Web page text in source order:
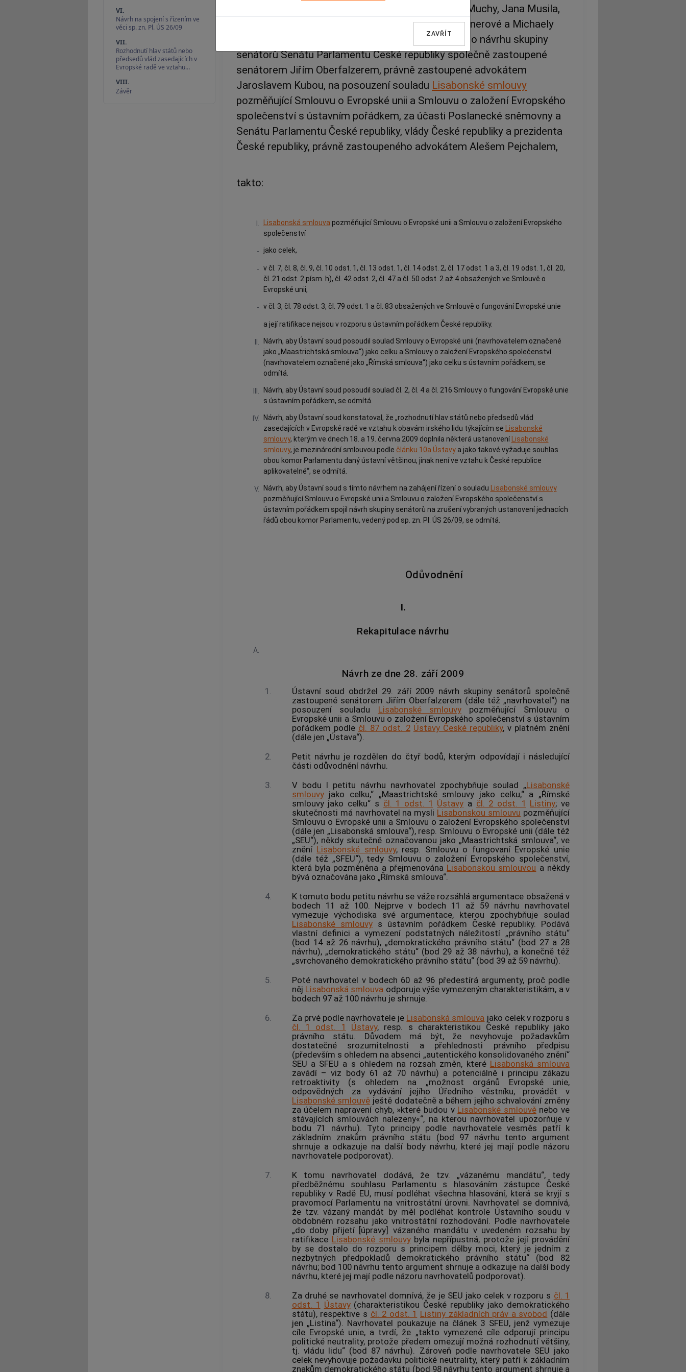
VI.
Návrh na spojení s řízením ve
věci sp. zn. Pl. ÚS 26/09
VII.
Rozhodnutí hlav států nebo
předsedů vlád zasedajících v
Evropské radě ve vztahu…
VIII.
Závěr
Janů, Vladimíra Kůrky, Dagmar Lastovecké, Jiřího Muchy, Jana Musila,
Jiřího Nykodýma, Miloslava Výborného, Elišky Wagnerové a Michaely
Ústavy České republiky
o návrhu skupiny
senátorů Senátu Parlamentu České republiky společně zastoupené
senátorem Jiřím Oberfalzerem, právně zastoupené advokátem
Jaroslavem Kubou, na posouzení souladu Lisabonské smlouvy
pozměňující Smlouvu o Evropské unii a Smlouvu o založení Evropského
společenství s ústavním pořádkem, za účasti Poslanecké sněmovny a
Senátu Parlamentu České republiky, vlády České republiky a prezidenta
České republiky, právně zastoupeného advokátem Alešem Pejchalem,
takto:
Lisabonská smlouva pozměňující Smlouvu o Evropské unii a Smlouvu o založení Evropského
společenství
- jako celek,
- v čl. 7, čl. 8, čl. 9, čl. 10 odst. 1, čl. 13 odst. 1, čl. 14 odst. 2, čl. 17 odst. 1 a 3, čl. 19 odst. 1, čl. 20,
čl. 21 odst. 2 písm. h), čl. 42 odst. 2, čl. 47 a čl. 50 odst. 2 až 4 obsažených ve Smlouvě o
Evropské unii,
- v čl. 3, čl. 78 odst. 3, čl. 79 odst. 1 a čl. 83 obsažených ve Smlouvě o fungování Evropské unie
a její ratifikace nejsou v rozporu s ústavním pořádkem České republiky.
Návrh, abyÚstavní soud posoudil soulad Smlouvy o Evropské unii (navrhovatelem označené
jako „Maastrichtská smlouva“) jako celku a Smlouvy o založení Evropského společenství
(navrhovatelem označené jako „Římská smlouva“) jako celku s ústavním pořádkem, se
odmítá.
Návrh, abyÚstavní soud posoudil soulad čl. 2, čl. 4 a čl. 216 Smlouvy o fungování Evropské unie
s ústavním pořádkem, se odmítá.
IV. Návrh, abyÚstavní soud konstatoval, že „rozhodnutí hlav států nebo předsedů vlád
zasedajících v Evropské radě ve vztahu k obavám irského lidu týkajícím se
Lisabonské
smlouvy, kterým ve dnech 18. a 19. června 2009 doplnila některá ustanovení
Lisabonské
smlouvy, je mezinárodní smlouvou podle článku 10a Ústavya jako takové vyžaduje souhlas
obou komor Parlamentu daný ústavní většinou, jinak není ve vztahu k České republice
aplikovatelné“, se odmítá.
V. Návrh, abyÚstavní soud s tímto návrhem na zahájení řízení o souladu
Lisabonské smlouvy
pozměňující Smlouvu o Evropské unii a Smlouvu o založení Evropského společenství s
ústavním pořádkem spojil návrh skupiny senátorů na zrušení vybraných ustanovení jednacích
řádů obou komor Parlamentu, vedený pod sp. zn. Pl. ÚS 26/09, se odmítá.
Odůvodnění
I.
Rekapitulace návrhu
A.
Návrh ze dne 28. září 2009
1. Ústavní soud obdržel 29. září 2009 návrh skupiny senátorů společně
zastoupené senátorem Jiřím Oberfalzerem (dále též „navrhovatel“) na
posouzení souladu Lisabonské smlouvypozměňující Smlouvu o
Evropské unii a Smlouvu o založení Evropského společenství s ústavním
pořádkem podle čl. 87 odst. 2 Ústavy České republiky, v platném znění
(dále jen „Ústava“).
2.
Petit návrhu je rozdělen do čtyř bodů, kterým odpovídají i následující
části odůvodnění návrhu.
3.
V bodu I petitu návrhu navrhovatel zpochybňuje soulad „Lisabonské
smlouvyjako celku,“ „Maastrichtské smlouvy jako celku,“ a „Římské
smlouvy jako celku“ s čl. 1 odst. 1 Ústavy a čl. 2 odst. 1 Listiny; ve
skutečnosti má navrhovatel na mysli Lisabonskou smlouvu pozměňující
Smlouvu o Evropské unii a Smlouvu o založení Evropského společenství
(dále jen „Lisabonská smlouva“), resp. Smlouvu o Evropské unii (dále též
„SEU“), někdy skutečně označovanou jako „Maastrichtská smlouva“, ve
znění Lisabonské smlouvy, resp. Smlouvu o fungovaní Evropské unie
(dále též „SFEU“), tedy Smlouvu o založení Evropského společenství,
která byla pozměněna a přejmenována Lisabonskou smlouvou a někdy
bývá označována jako „Římská smlouva“.
4.
K tomuto bodu petitu návrhu se váže rozsáhlá argumentace obsažená v
bodech 11 až 100. Nejprve v bodech 11 až 59 návrhu navrhovatel
vymezuje východiska své argumentace, kterou zpochybňuje soulad
Lisabonské smlouvys ústavním pořádkem České republiky. Podává
vlastní definici a vymezení podstatných náležitostí „právního státu“
(bod 14 až 26 návrhu), „demokratického právního státu“ (bod 27 a 28
návrhu), „demokratického státu“ (bod 29 až 38 návrhu), a konečně též
„svrchovaného demokratického právního státu“ (bod 39 až 59 návrhu).
5.
Poté navrhovatel v bodech 60 až 96 předestírá argumenty, proč podle
něj Lisabonská smlouva odporuje výše vymezeným charakteristikám, a v
bodech 97 až 100 návrhu je shrnuje.
6.
Za prvé podle navrhovatele je Lisabonská smlouva jako celek v rozporu s
čl. 1 odst. 1
Ústavy, resp. s charakteristikou České republiky jako
právního státu. Důvodem má být, že nevyhovuje požadavkům
dostatečné srozumitelnosti a přehlednosti právního předpisu
(především s ohledem na absenci „autentického konsolidovaného znění“
SEU a SFEU a s ohledem na rozsah změn, které Lisabonská smlouva
zavádí – viz body 61 až 70 návrhu) a potenciálně i principu zákazu
retroaktivity (s ohledem na „možnost orgánů Evropské unie,
odpovědných za vydávání jejího Úředního věstníku, provádět v
Lisabonské smlouvě ještě dodatečně a během jejího schvalování změny
za účelem napravení chyb, »které budou v Lisabonské smlouvěnebo ve
stávajících smlouvách nalezeny«“, na kterou navrhovatel upozorňuje v
bodu 71 návrhu). Tyto principy podle navrhovatele vesměs patří k
základním znakům právního státu (bod 97 návrhu tento argument
shrnuje a odkazuje na další body návrhu, které jej mají podle názoru
navrhovatele podporovat).
7.
K tomu navrhovatel dodává, že tzv. „vázanému mandátu“, tedy
předběžnému souhlasu Parlamentu s hlasováním zástupce České
republiky v Radě EU, musí podléhat všechna hlasování, která se kryjí s
pravomocí Parlamentu na vnitrostátní úrovni. Navrhovatel se domnívá,
že tzv. vázaný mandát by měl podléhat kontrole Ústavního soudu v
obdobném rozsahu jako vnitrostátní rozhodování. Podle navrhovatele
„do doby přijetí [úpravy] vázaného mandátu v uvedeném rozsahu by
ratifikace Lisabonské smlouvybyla nepřípustná, protože její provádění
by se dostalo do rozporu s principem dělby moci, který je jedním z
nezbytných předpokladů demokratického právního státu“ (bod 82
návrhu; bod 100 návrhu tento argument shrnuje a odkazuje na další body
návrhu, které jej mají podle názoru navrhovatelů podporovat).
8.
Za druhé se navrhovatel domnívá, že je SEU jako celek v rozporu s čl. 1
odst. 1 Ústavy(charakteristikou České republiky jako demokratického
státu), respektive s čl. 2 odst. 1 Listiny základních práv a svobod (dále
jen „Listina“). Navrhovatel poukazuje na článek 3 SFEU, jenž vymezuje
cíle Evropské unie, a tvrdí, že „takto vymezené cíle odporují principu
politické neutrality, protože předem omezují možná rozhodnutí většiny,
tj. vládu lidu“ (bod 87 návrhu). Zároveň podle navrhovatele SEU jako
celek nevyhovuje požadavku politické neutrality, který patří k základním
znakům demokratického státu (bod 98 návrhu tento argument shrnuje a
ZAVŘÍT